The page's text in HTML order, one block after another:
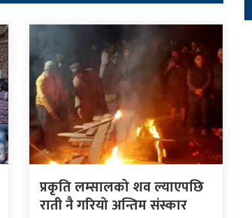
प्रकृति लम्सालको शव ल्याएपछि
राती नै गरियो अन्तिम संस्कार